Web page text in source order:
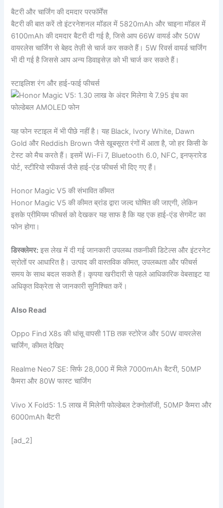
बैटरी और चार्जिंग की दमदार परफॉर्मेंस
बैटरी की बात करें तो इंटरनेशनल मॉडल में 5820mAh और चाइना मॉडल में
6100mAh की दमदार बैटरी दी गई है, जिसे आप 66W वायर्ड और 50W
वायरलेस चार्जिंग से बेहद तेज़ी से चार्ज कर सकते हैं। 5W रिवर्स वायर्ड चार्जिंग
भी दी गई है जिससे आप अन्य डिवाइसेज़ को भी चार्ज कर सकते हैं।
स्टाइलिश रंग और हाई-फाई फीचर्स
यह फोन स्टाइल में भी पीछे नहीं है। यह Black, Ivory White, Dawn
Gold और Reddish Brown जैसे खूबसूरत रंगों में आता है, जो हर किसी के
टेस्ट को मैच करते हैं। इसमें Wi-Fi 7, Bluetooth 6.0, NFC, इनफ्रारेड
पोर्ट, स्टीरियो स्पीकर्स जैसे हाई-एंड फीचर्स भी दिए गए हैं।
Honor Magic V5 की संभावित कीमत
Honor Magic V5 की कीमत ब्रांड द्वारा जल्द घोषित की जाएगी, लेकिन
इसके प्रीमियम फीचर्स को देखकर यह साफ है कि यह एक हाई-एंड सेगमेंट का
फोन होगा।
डिस्क्लेमर: इस लेख में दी गई जानकारी उपलब्ध तकनीकी डिटेल्स और इंटरनेट
स्रोतों पर आधारित है। उत्पाद की वास्तविक कीमत, उपलब्धता और फीचर्स
समय के साथ बदल सकते हैं। कृपया खरीदारी से पहले आधिकारिक वेबसाइट या
अधिकृत विक्रेता से जानकारी सुनिश्चित करें।
Also Read
Oppo Find X8s की धांसू वापसी 1TB तक स्टोरेज और 50W वायरलेस
चार्जिंग, कीमत देखिए
Realme Neo7 SE: सिर्फ 28,000 में मिले 7000mAh बैटरी, 50MP
कैमरा और 80W फास्ट चार्जिंग
Vivo X Fold5: 1.5 लाख में मिलेगी फोल्डेबल टेक्नोलॉजी, 50MP कैमरा और
6000mAh बैटरी
[ad_2]